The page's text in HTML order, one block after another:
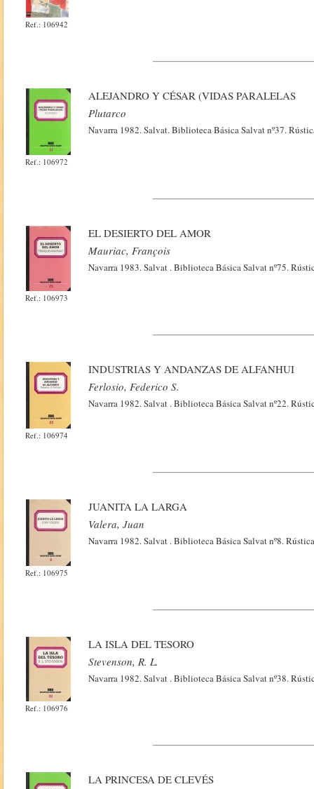
Ref.: 106942
Ref.: 106972
ALEJANDRO Y CÉSAR (VIDAS PARALELAS
Plutarco
Navarra 1982. Salvat. Biblioteca Básica Salvat nº37.
Ref.: 106973
EL DESIERTO DEL AMOR
Mauriac, François
Navarra 1983. Salvat . Biblioteca Básica Salvat nº75.
Ref.: 106974
INDUSTRIAS Y ANDANZAS DE ALFANHUI
Ferlosio, Federico S.
Navarra 1982. Salvat . Biblioteca Básica Salvat nº22.
Ref.: 106975
JUANITA LA LARGA
Valera, Juan
Navarra 1982. Salvat . Biblioteca Básica Salvat nº8.
Ref.: 106976
LA ISLA DEL TESORO
Stevenson, R. L.
Navarra 1982. Salvat . Biblioteca Básica Salvat nº38.
LA PRINCESA DE CLEVÉS